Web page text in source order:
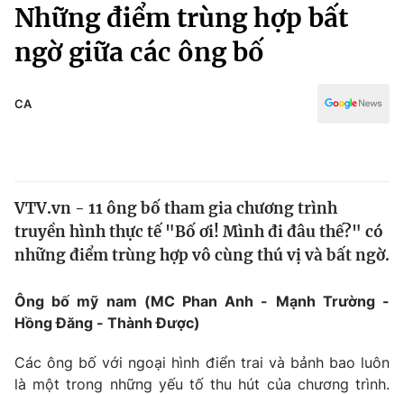
Chính trị
Xã hội
Pháp luật
Thế giới
Tin tức
Thế giới đó đây
Câu chuyện quốc tế
Kinh tế
Tài chính
Góc doanh nghiệp
Dữ liệu và đời sống
Truyền hình
Truyền hình
Văn hóa - Giải trí
Y tế
Những điểm trùng hợp bất
ngờ giữa các ông bố
CA
VTV.vn - 11 ông bố tham gia chương trình
truyền hình thực tế "Bố ơi! Mình đi đâu thế?" có
những điểm trùng hợp vô cùng thú vị và bất ngờ.
Ông bố mỹ nam (MC Phan Anh - Mạnh Trường -
Hồng Đăng - Thành Được)
Các ông bố với ngoại hình điển trai và bảnh bao luôn
là một trong những yếu tố thu hút của chương trình.